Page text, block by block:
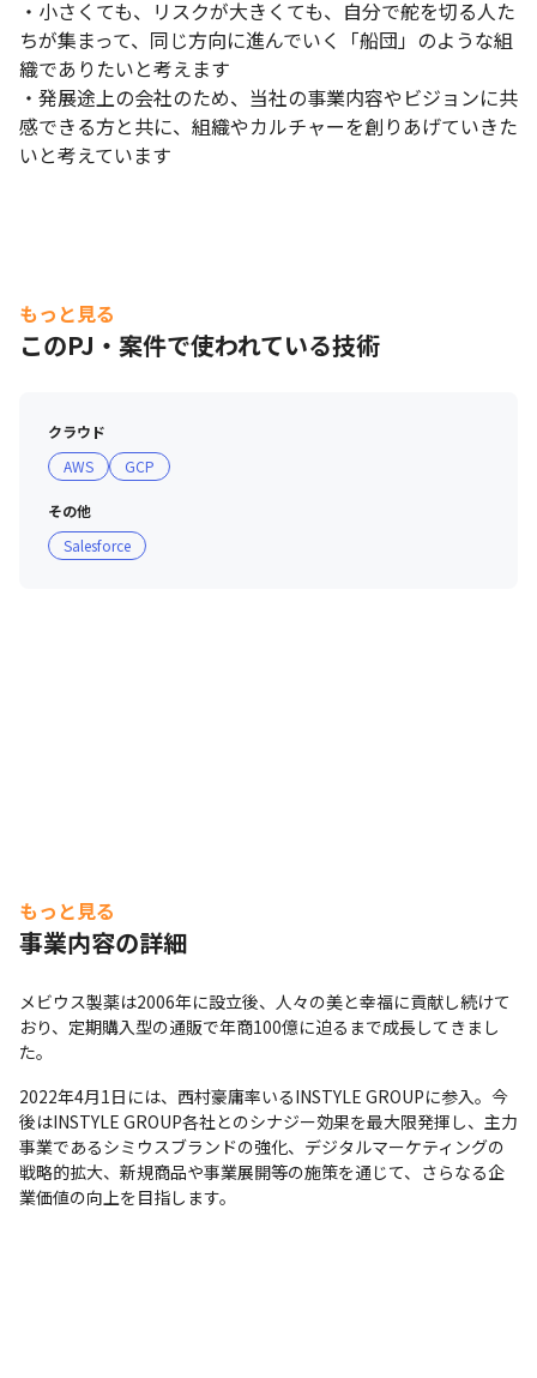
・小さくても、リスクが大きくても、自分で舵を切る人た
ちが集まって、同じ方向に進んでいく「船団」のような組
織でありたいと考えます
・発展途上の会社のため、当社の事業内容やビジョンに共
感できる方と共に、組織やカルチャーを創りあげていきた
いと考えています
もっと見る
このPJ・案件で使われている技術
クラウド
AWS
GCP
その他
Salesforce
もっと見る
事業内容の詳細
メビウス製薬は2006年に設立後、人々の美と幸福に貢献し続けて
おり、定期購入型の通販で年商100億に迫るまで成長してきまし
た。
2022年4月1日には、西村豪庸率いるINSTYLE GROUPに参入。今
後はINSTYLE GROUP各社とのシナジー効果を最大限発揮し、主力
事業であるシミウスブランドの強化、デジタルマーケティングの
戦略的拡大、新規商品や事業展開等の施策を通じて、さらなる企
業価値の向上を目指します。